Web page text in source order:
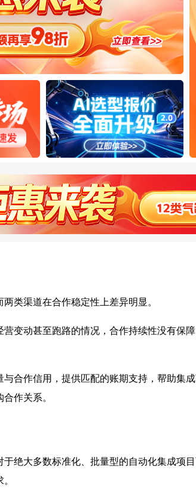
类渠道在合作稳定性上差异明显。
变动甚至跑路的情况，合作持续性没有保
合作信用，提供匹配的账期支持，帮助集
作关系。
绝大多数标准化、批量型的自动化集成项